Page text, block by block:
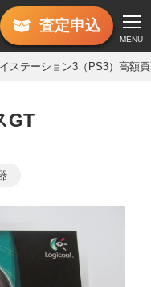
査定申込
MENU
ステーション3（PS3）高額
GT